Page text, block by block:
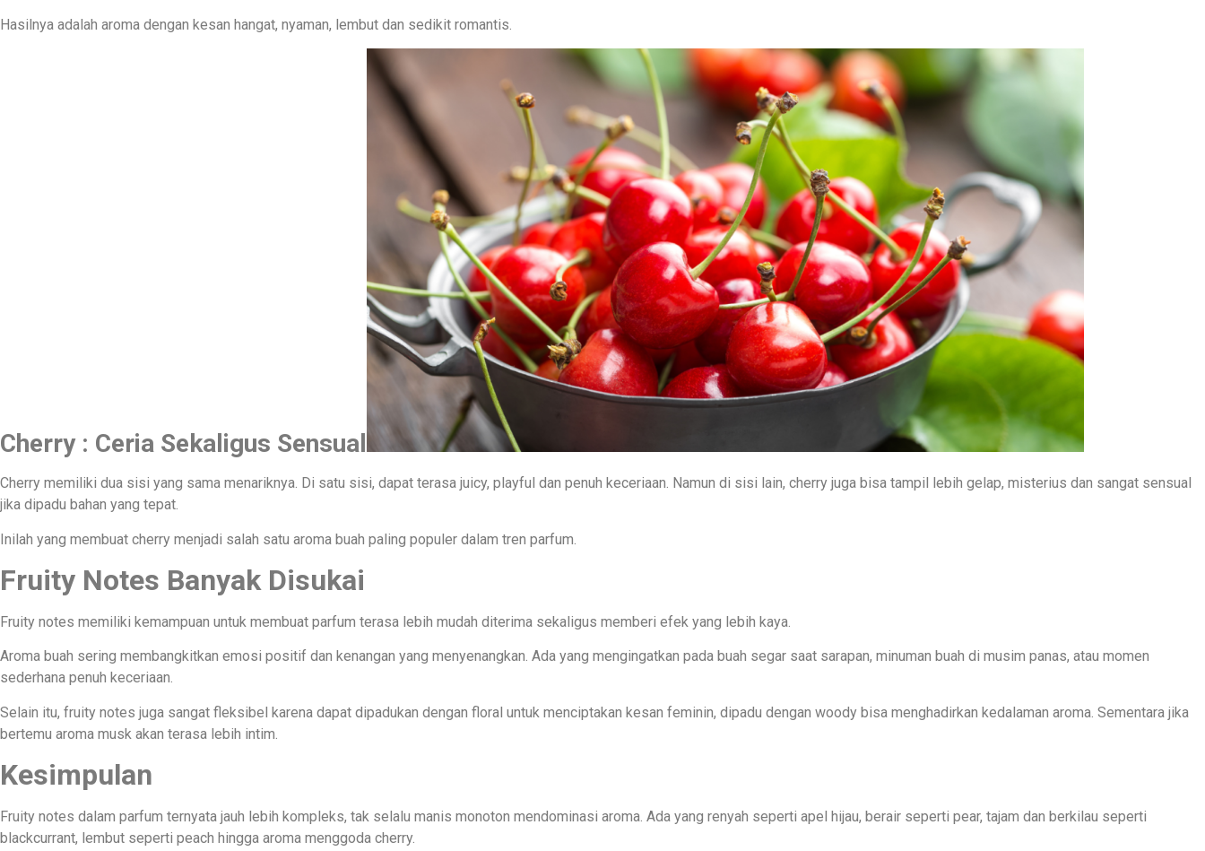
Hasilnya adalah aroma dengan kesan hangat, nyaman, lembut dan sedikit romantis.
Cherry : Ceria Sekaligus Sensual
Cherry memiliki dua sisi yang sama menariknya. Di satu sisi, dapat terasa juicy, playful dan penuh keceriaan. Namun di sisi lain, cherry juga bisa tampil lebih gelap, misterius dan sangat sensual
jika dipadu bahan yang tepat.
Inilah yang membuat cherry menjadi salah satu aroma buah paling populer dalam tren parfum.
Fruity Notes Banyak Disukai
Fruity notes memiliki kemampuan untuk membuat parfum terasa lebih mudah diterima sekaligus memberi efek yang lebih kaya.
Aroma buah sering membangkitkan emosi positif dan kenangan yang menyenangkan. Ada yang mengingatkan pada buah segar saat sarapan, minuman buah di musim panas, atau momen
sederhana penuh keceriaan.
Selain itu, fruity notes juga sangat fleksibel karena dapat dipadukan dengan floral untuk menciptakan kesan feminin, dipadu dengan woody bisa menghadirkan kedalaman aroma. Sementara jika
bertemu aroma musk akan terasa lebih intim.
Kesimpulan
Fruity notes dalam parfum ternyata jauh lebih kompleks, tak selalu manis monoton mendominasi aroma. Ada yang renyah seperti apel hijau, berair seperti pear, tajam dan berkilau seperti
blackcurrant, lembut seperti peach hingga aroma menggoda cherry.